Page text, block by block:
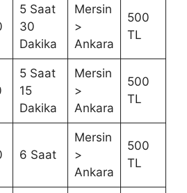
5 Saat
30
Dakika
Mersin
>
Ankara
500
TL
5 Saat
15
Dakika
Mersin
>
Ankara
500
TL
6 Saat
Mersin
>
Ankara
500
TL